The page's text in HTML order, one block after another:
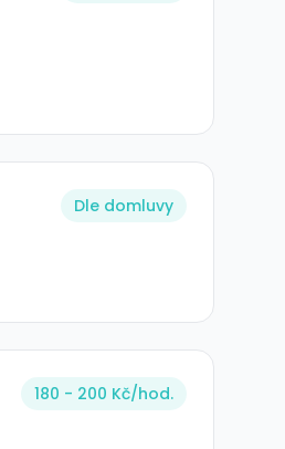
Dle domluvy
180 - 200 Kč/hod.